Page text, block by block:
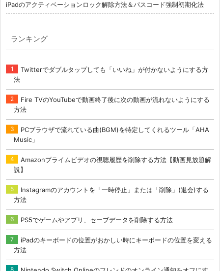
iPadのアクティベーションロック解除方法＆パスコード強制初期化法
ランキング
Twitterでダブルタップしても「いいね」が付かないようにする方
法
Fire TVのYouTubeで動画終了後に次の動画が流れないようにする
方法
PCブラウザで流れている曲(BGM)を特定してくれるツール「AHA
Music」
Amazonプライムビデオの視聴履歴を削除する方法【動画見放題解
説】
Instagramのアカウントを「一時停止」または「削除」(退会)する
方法
PS5でゲームやアプリ、セーブデータを削除する方法
iPadのキーボードの位置がおかしい時にキーボードの位置を変える
方法